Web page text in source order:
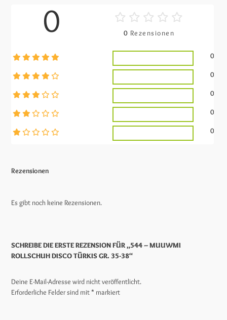
Rezensionen
Es gibt noch keine Rezensionen.
0 0 Rezensionen
0
0
0
0
0
SCHREIBE DIE ERSTE REZENSION FÜR „544 – MUUWMI
ROLLSCHUH DISCO TÜRKIS GR. 35-38“
Deine E-Mail-Adresse wird nicht veröffentlicht.
Erforderliche Felder sind mit* markiert